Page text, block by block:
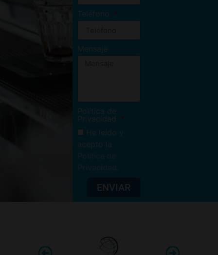
Teléfono
Mensaje
Política de
Privacidad
He leído y
acepto la
ENVIAR